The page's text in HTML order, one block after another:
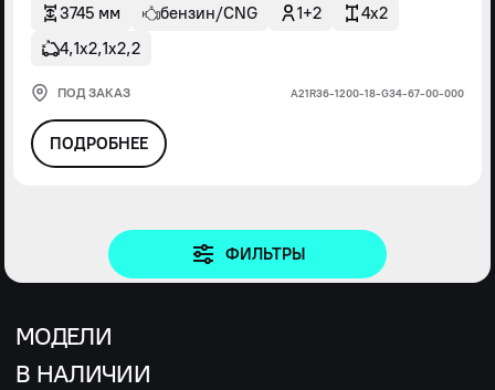
3745 мм бензин/CNG 1+2
4x2
4,1х2,1х2,2
ПОД ЗАКАЗ А21R36-1200-18-G34-67-00-000
ПОДРОБНЕЕ
ФИЛЬТРЫ
МОДЕЛИ
В НАЛИЧИИ